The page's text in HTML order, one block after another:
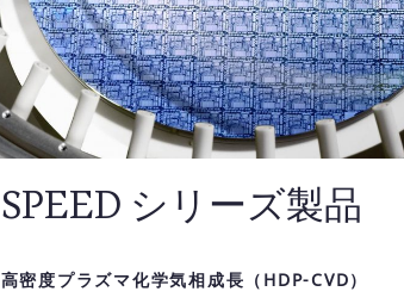
SPEED シリーズ製品
高密度プラズマ化学気相成長（HDP-CVD）